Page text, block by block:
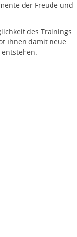
der Freude und
des Trainings
Ihnen damit neue